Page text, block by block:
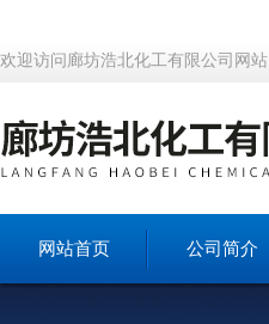
欢迎访问廊坊浩北化工有限公司网站
网站首页 公司简介